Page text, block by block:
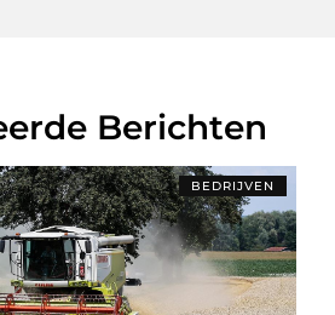
Berichten
BEDRIJVEN